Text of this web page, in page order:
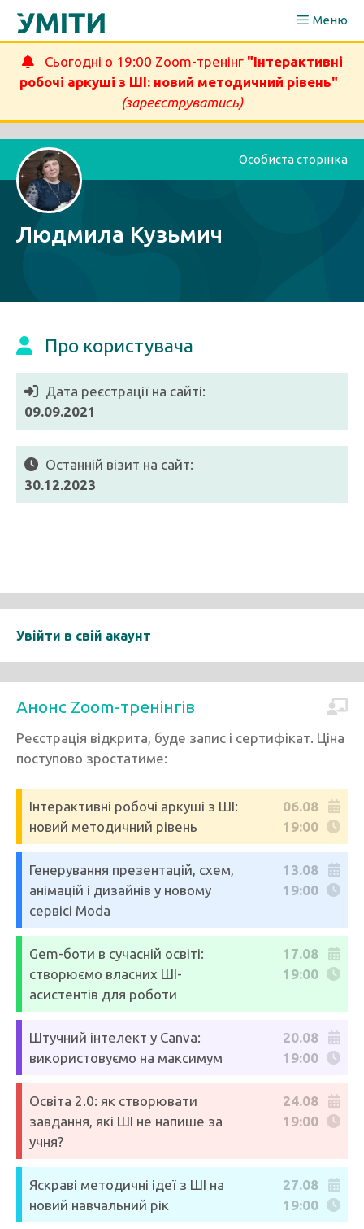
Перейти
Меню
Сьогодні о 19:00 Zoom-тренінг "Інтерактивні
робочі аркуші з ШІ: новий методичний рівень"
(зареєструватись)
Особиста сторінка
Людмила Кузьмич
Про користувача
Дата реєстрації на сайті:
09.09.2021
Останній візит на сайт:
30.12.2023
Увійти в свій акаунт
Анонс Zoom-тренінгів
Реєстрація відкрита, буде запис і сертифікат. Ціна
поступово зростатиме:
Інтерактивні робочі аркуші з ШІ:
новий методичний рівень
06.08
19:00
Генерування презентацій, схем,
анімацій і дизайнів у новому
сервісі Moda
13.08
19:00
Gem-боти в сучасній освіті:
створюємо власних ШІ-
асистентів для роботи
17.08
19:00
Штучний інтелект у Canva:
використовуємо на максимум
20.08
19:00
Освіта 2.0: як створювати
завдання, які ШІ не напише за
учня?
24.08
19:00
Яскраві методичні ідеї з ШІ на
новий навчальний рік
27.08
19:00